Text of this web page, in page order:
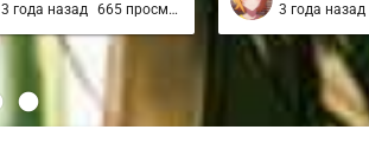
3 года назад 665 просмотров 3 года назад